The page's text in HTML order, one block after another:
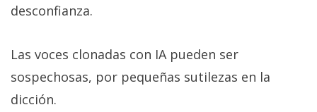
desconfianza.
Las voces clonadas con IA pueden ser
sospechosas, por pequeñas sutilezas en la
dicción.